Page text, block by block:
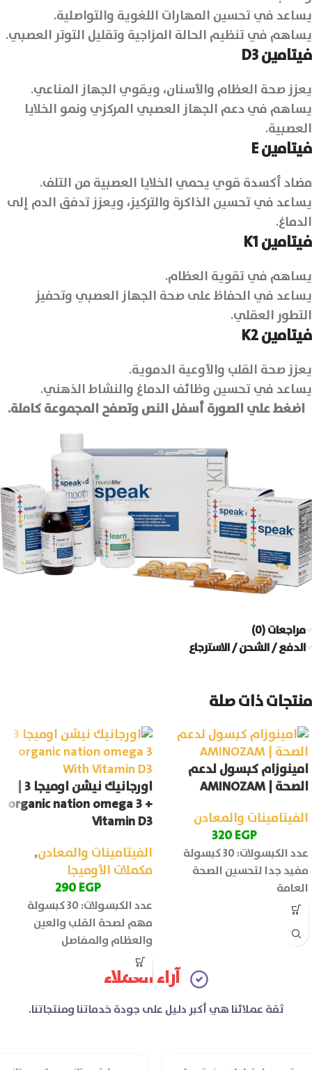
يساعد في تحسين المهارات اللغوية والتواصلية.
يساهم في تنظيم الحالة المزاجية وتقليل التوتر العصبي.
فيتامين
يعزز صحة العظام والأسنان، ويقوي الجهاز المناعي.
يساهم في دعم الجهاز العصبي المركزي ونمو الخلايا
العصبية.
فيتامين
مضاد أكسدة قوي يحمي الخلايا العصبية من التلف.
يساعد في تحسين الذاكرة والتركيز، ويعزز تدفق الدم إلى
الدماغ.
فيتامين
يساهم في تقوية العظام.
يساعد في الحفاظ على صحة الجهاز العصبي وتحفيز
التطور العقلي.
فيتامين
يعزز صحة القلب والأوعية الدموية.
يساعد في تحسين وظائف الدماغ والنشاط الذهني.
اضغط علي الصورة أسفل النص وتصفح المجموعة كاملة.
مراجعات (0)
الدفع / الشحن / الاسترجاع
منتجات ذات صلة
امينوزام كبسول لدعم
الصحة | AMINOZAM
الفيتامينات والمعادن
320EGP
عدد الكبسولات: 30 كبسولة
مفيد جدا لتحسين الصحة
العامة
اورجانيك نيشن اوميجا 3 |
organic nation omega 3 +
Vitamin D3
الفيتامينات والمعادن,
مكملات الأوميجا
290EGP
عدد الكبسولات: 30 كبسولة
مهم لصحة القلب والعين
والعظام والمفاصل
آراء العملاء
ثقة عملائنا هي أكبر دليل على جودة خدماتنا ومنتجاتنا.